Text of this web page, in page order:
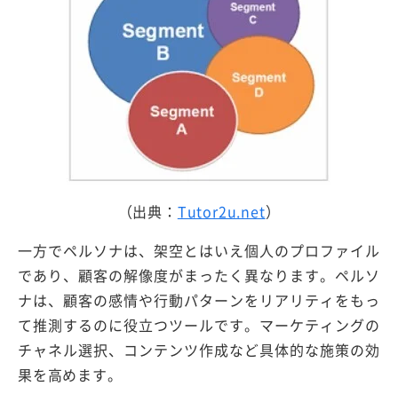
（出典： Tutor2u.net）
一方でペルソナは、架空とはいえ個人のプロファイル
であり、顧客の解像度がまったく異なります。ペルソ
ナは、顧客の感情や行動パターンをリアリティをもっ
て推測するのに役立つツールです。マーケティングの
チャネル選択、コンテンツ作成など具体的な施策の効
果を高めます。